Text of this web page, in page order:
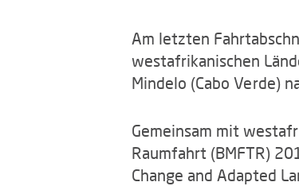
Am letzten
westafrikanischen
Mindelo (Cabo Verde)
Gemeinsam mit
Raumfahrt (BMFTR)
Change and Adapted